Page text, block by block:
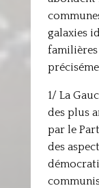
galaxies
familières
1/ La
des plus
par le
des